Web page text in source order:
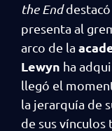
the End
presenta al
arco de la
Lewyn ha
llegó el
la jerarquía de
de sus vínculos